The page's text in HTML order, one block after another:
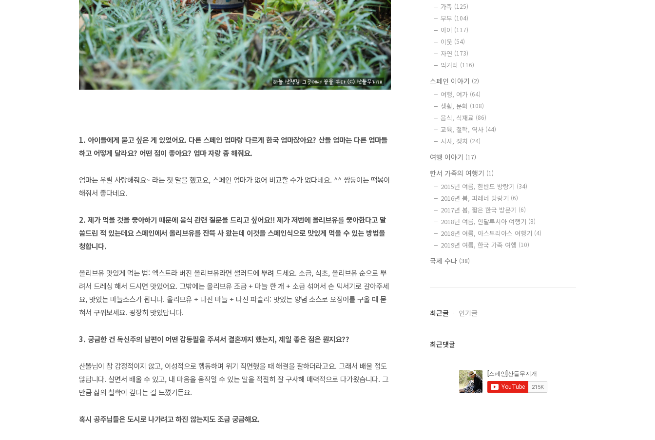
1. 아이들에게 묻고 싶은 게 있었어요. 다른 스페인 엄마랑 다르게 한국 엄마잖아요? 산들 엄마는 다른 엄마들
하고 어떻게 달라요? 어떤 점이 좋아요? 엄마 자랑 좀 해줘요.
엄마는 우릴 사랑해줘요~ 라는 첫 말을 했고요, 스페인 엄마가 없어 비교할 수가 없다네요. ^^ 쌍둥이는 떡볶이
해줘서 좋다네요.
2. 제가 먹을 것을 좋아하기 때문에 음식 관련 질문을 드리고 싶어요!! 제가 저번에 올리브유를 좋아한다고 말
씀드린 적 있는데요 스페인에서 올리브유를 잔뜩 사 왔는데 이것을 스페인식으로 맛있게 먹을 수 있는 방법을
청합니다.
올리브유 맛있게 먹는 법: 엑스트라 버진 올리브유라면 샐러드에 뿌려 드세요. 소금, 식초, 올리브유 순으로 뿌
려서 드레싱 해서 드시면 맛있어요. 그밖에는 올리브유 조금 + 마늘 한 개 + 소금 섞어서 손 믹서기로 갈아주세
요, 맛있는 마늘소스가 됩니다. 올리브유 + 다진 마늘 + 다진 파슬리: 맛있는 양념 소스로 오징어를 구울 때 묻
혀서 구워보세요. 굉장히 맛있답니다.
3. 궁금한 건 독신주의 남편이 어떤 감동필을 주셔서 결혼까지 했는지, 제일 좋은 점은 뭔지요??
산똘님이 참 감정적이지 않고, 이성적으로 행동하며 위기 직면했을 때 해결을 잘하더라고요. 그래서 배울 점도
많답니다. 살면서 배울 수 있고, 내 마음을 움직일 수 있는 말을 적절히 잘 구사해 매력적으로 다가왔습니다. 그
만큼 삶의 철학이 깊다는 걸 느꼈거든요.
혹시 공주님들은 도시로 나가려고 하진 않는지도 조금 궁금해요.
가족 (125)
부부 (104)
아이 (117)
이웃 (54)
자연 (173)
먹거리 (116)
스페인 이야기 (2)
여행, 여가 (64)
생활, 문화 (108)
음식, 식재료 (86)
교육, 철학, 역사 (44)
시사, 정치 (24)
여행 이야기 (17)
한서 가족의 여행기 (1)
2015년 여름, 한반도 방랑기 (34)
2016년 봄, 피레네 방랑기 (6)
2017년 봄, 짧은 한국 방문기 (6)
2018년 여름, 안달루시아 여행기 (8)
2018년 여름, 아스투리아스 여행기 (4)
2019년 여름, 한국 가족 여행 (10)
국제 수다 (38)
최
과
최근글 인기글
최근댓글